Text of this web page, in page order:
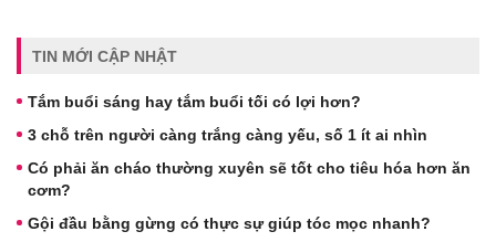
TIN MỚI CẬP NHẬT
Tắm buổi sáng hay tắm buổi tối có lợi hơn?
3 chỗ trên người càng trắng càng yếu, số 1 ít ai nhìn
Có phải ăn cháo thường xuyên sẽ tốt cho tiêu hóa hơn ăn
cơm?
Gội đầu bằng gừng có thực sự giúp tóc mọc nhanh?